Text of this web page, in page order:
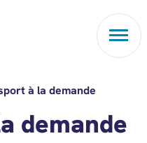
à la demande
demande